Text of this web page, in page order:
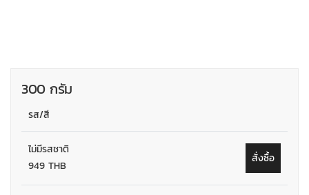
300 กรัม
รส/สี
ไม่มีรสชาติ
949 THB
สั่งซื้อ